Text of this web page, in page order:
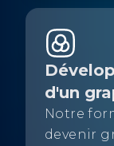
d'un
Notre
devenir